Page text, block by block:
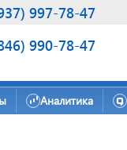
997-78-47
990-78-47
Аналитика